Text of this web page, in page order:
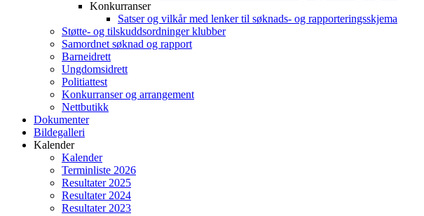
Konkurranser
Satser og vilkår med lenker til søknads- og rapporteringsskjema
Støtte- og tilskuddsordninger klubber
Samordnet søknad og rapport
Barneidrett
Ungdomsidrett
Politiattest
Konkurranser og arrangement
Nettbutikk
Dokumenter
Bildegalleri
Kalender
Kalender
Terminliste 2026
Resultater 2025
Resultater 2024
Resultater 2023